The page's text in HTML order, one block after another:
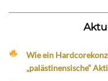
Wie ein
„palästinensische“